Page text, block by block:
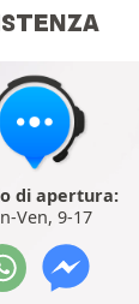
di apertura:
Ven, 9-17